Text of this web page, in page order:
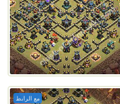
مع الرابط